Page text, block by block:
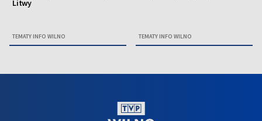
Litwy
TEMATY INFO WILNO TEMATY INFO WILNO